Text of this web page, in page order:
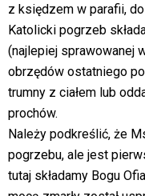
z księdzem w parafii, do
Katolicki pogrzeb
(najlepiej sprawowanej
obrzędów ostatniego
trumny z ciałem lub
prochów.
Należy podkreślić, że
pogrzebu, ale jest
tutaj składamy Bogu